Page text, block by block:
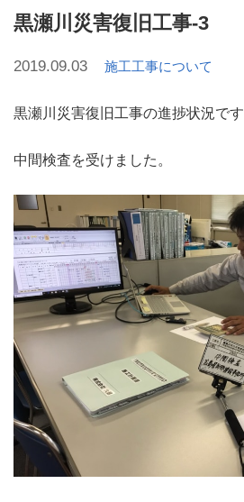
黒瀬川災害復旧工事-3
2019.09.03 施工工事について
黒瀬川災害復旧工事の進捗状況です
中間検査を受けました。